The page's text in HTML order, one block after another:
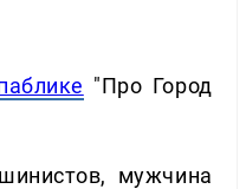
"Про Город
мужчина